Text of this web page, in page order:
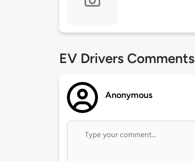
EV Drivers Comments
Anonymous